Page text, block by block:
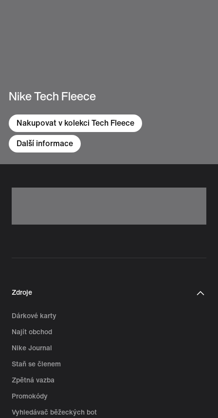
Nike Tech Fleece
Nakupovat v kolekci Tech Fleece
Další informace
Zdroje
Dárkové karty
Najít obchod
Nike Journal
Staň se členem
Zpětná vazba
Promokódy
Vyhledávač běžeckých bot